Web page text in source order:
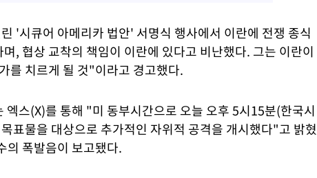
'시큐어 아메리카 법안' 서명식 행사에서 이란에 전쟁 종식
, 협상 교착의 책임이 이란에 있다고 비난했다. 그는 이란이
를 치르게 될 것"이라고 경고했다.
스(X)를 통해 "미 동부시간으로 오늘 오후 5시15분(한국시
표물을 대상으로 추가적인 자위적 공격을 개시했다"고 밝혔
의 폭발음이 보고됐다.